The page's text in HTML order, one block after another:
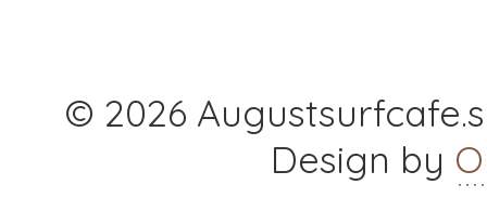
© 2026
Design by